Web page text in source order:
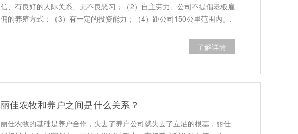
信、有良好的人际关系、无不良恶习；（2）自主劳力、公司不提倡老板雇
佣的养殖方式；（3）有一定的投资能力；（4）距公司150公里范围内。.
了解详情
丽佳农牧和养户之间是什么关系？
丽佳农牧的基础是养户合作，失去了养户公司就失去了立足的根基，丽佳